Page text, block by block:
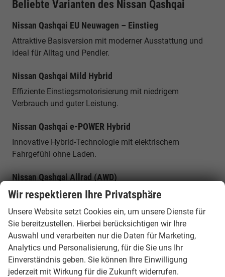
Beliebte Varianten des Nissan Qashqai
Nissan Qashqai EU Neuwagen – Einstieg
Attraktive Basisversion mit moderner Ausstattung und
ideal für Alltag und Pendler.
Nissan Qashqai Mild Hybrid
Effiziente Einstiegsmotorisierung mit niedrigem
Verbrauch und guter Leistung.
Nissan Qashqai e-POWER Hybrid
Innovative Hybrid-Technologie mit elektrischem
Fahrgefühl ohne Laden.
Nissan Qashqai Allrad (AWD)
Variante mit Allradantrieb für bessere Traktion und
Platzangebot & Alltagstauglichkeit
Der Qashqai bietet mit bis zu ca. 504 Litern
Kofferraumvolumen und großzügigem Innenraum viel
Platz für Familie und Alltag. Die flexible
Wir respektieren Ihre Privatsphäre
Unsere Website setzt Cookies ein, um unsere Dienste für
Sie bereitzustellen. Hierbei berücksichtigen wir Ihre
Auswahl und verarbeiten nur die Daten für Marketing,
Analytics und Personalisierung, für die Sie uns Ihr
Einverständnis geben. Sie können Ihre Einwilligung
jederzeit mit Wirkung für die Zukunft widerrufen.